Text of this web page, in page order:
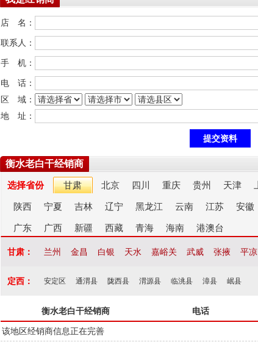
店 名：
联系人：
手 机：
电 话：
区 域：
地 址：
衡水老白干经销商
选择省份 甘肃 北京 四川 重庆 贵州 天津
陕西 宁夏 吉林 辽宁 黑龙江 云南 江苏 安徽
广东 广西 新疆 西藏 青海 海南 港澳台
甘肃： 兰州 金昌 白银 天水 嘉峪关 武威 张掖 平凉
定西： 安定区 通渭县 陇西县 渭源县 临洮县 漳县 岷县
衡水老白干经销商 电话
该地区经销商信息正在完善